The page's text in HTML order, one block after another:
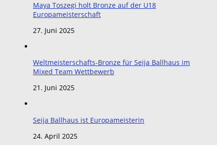
Maya Toszegi holt Bronze auf der U18
Europameisterschaft
27. Juni 2025
Weltmeisterschafts-Bronze für Seija Ballhaus im
Mixed Team Wettbewerb
21. Juni 2025
Seija Ballhaus ist Europameisterin
24. April 2025